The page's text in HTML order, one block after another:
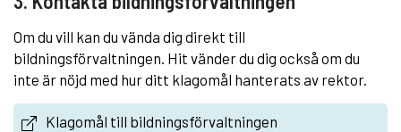
Om du vill kan du vända dig direkt till
bildningsförvaltningen. Hit vänder du dig också om du
inte är nöjd med hur ditt klagomål hanterats av rektor.
Klagomål till bildningsförvaltningen